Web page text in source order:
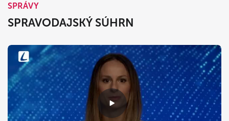
SPRÁVY
SPRAVODAJSKÝ SÚHRN